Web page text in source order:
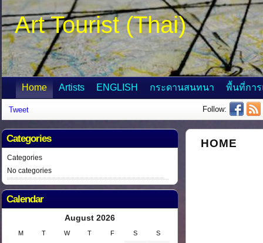
Art Tourist (Thai)
Home Artists ENGLISH กระดานสนทนา พื้นที่กา
Tweet Follow:
HOME
Categories
Categories
No categories
Calendar
August 2026
M T W T F S S